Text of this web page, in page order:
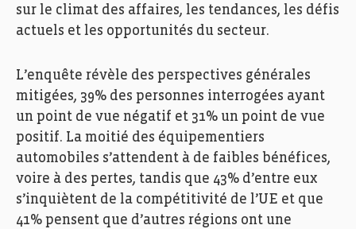
sur le climat des affaires, les tendances, les défis
actuels et les opportunités du secteur.
L’enquête révèle des perspectives générales
mitigées, 39% des personnes interrogées ayant
un point de vue négatif et 31% un point de vue
positif. La moitié des équipementiers
automobiles s’attendent à de faibles bénéfices,
voire à des pertes, tandis que 43% d’entre eux
s’inquiètent de la compétitivité de l’UE et que
41% pensent que d’autres régions ont une